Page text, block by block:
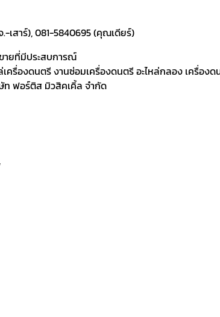
เสาร์), 081-5840695 (คุณเดียร์)
ายที่มีประสบการณ์
รื่องดนตรี งานซ่อมเครื่องดนตรี อะไหล่กลอง เครื่องด
ท ฟอร์ติส มิวสิคเคิ้ล จำกัด